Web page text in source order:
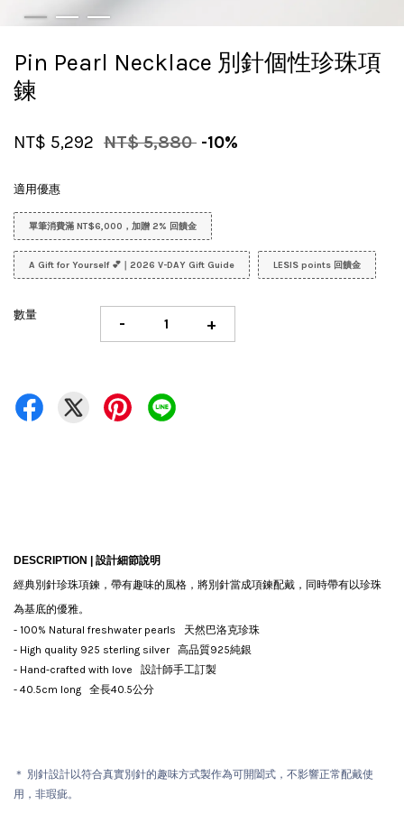
Pin Pearl Necklace 別針個性珍珠項
鍊
NT$ 5,292 NT$ 5,880 -10%
適用優惠
單筆消費滿 NT$6,000，加贈 2% 回饋金
A Gift for Yourself 💕｜2026 V-DAY Gift Guide LESIS points 回饋金
數量 - +
DESCRIPTION | 設計細節說明
經典別針珍珠項鍊，帶有趣味的風格，將別針當成項鍊配戴，同時帶有以珍珠
為基底的優雅。
- 100% Natural freshwater pearls 天然巴洛克珍珠
- High quality 925 sterling silver 高品質925純銀
- Hand-crafted with love 設計師手工訂製
- 40.5cm long 全長40.5公分
＊ 別針設計以符合真實別針的趣味方式製作為可開闔式，不影響正常配戴使
用，非瑕疵。